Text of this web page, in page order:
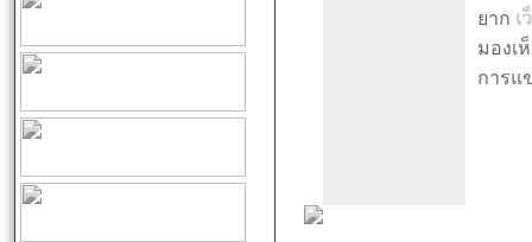
ยาก เ
มองเ
การแ